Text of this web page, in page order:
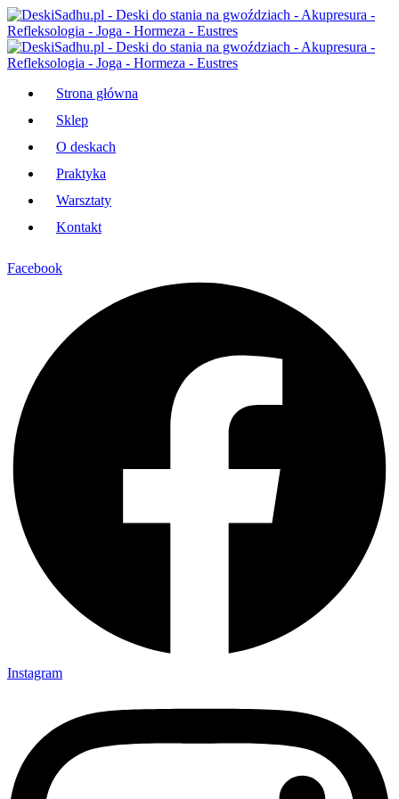
Strona główna
Sklep
O deskach
Praktyka
Warsztaty
Kontakt
Facebook
Instagram